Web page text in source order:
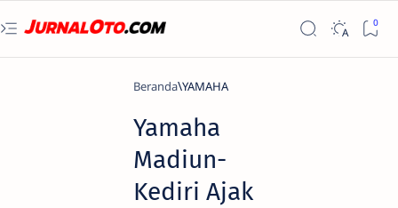
Beranda YAMAHA
Yamaha
Madiun-
Kediri Ajak